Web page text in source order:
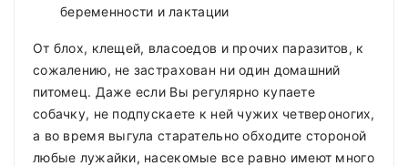
беременности и лактации
От блох, клещей, власоедов и прочих паразитов, к
сожалению, не застрахован ни один домашний
питомец. Даже если Вы регулярно купаете
собачку, не подпускаете к ней чужих четвероногих,
а во время выгула старательно обходите стороной
любые лужайки, насекомые все равно имеют много